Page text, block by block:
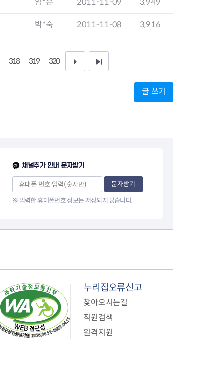
지역주택조합사업
임*은 2011-11-09 3,949
박*숙 2011-11-08 3,916
318 319 320
이
지
끝
글 쓰기
채널추가 안내 문자받기
문자받기
※ 입력한 휴대폰번호 정보는 저장되지 않습니다.
누리집오류신고
찾아오시는길
직원검색
원격지원